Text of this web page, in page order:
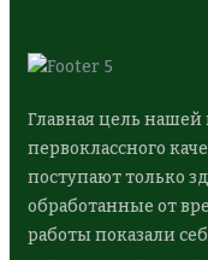
Главная цель
первоклассного
поступают только
обработанные от
работы показали